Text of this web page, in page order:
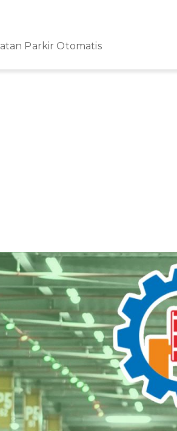
Parkir Otomatis